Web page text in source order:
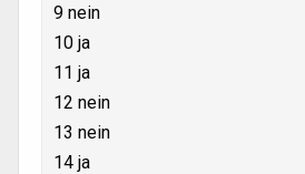
9 nein
10 ja
11 ja
12 nein
13 nein
14 ja